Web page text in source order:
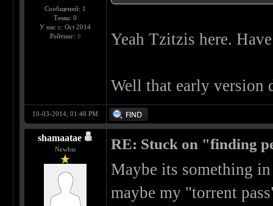
Сообщений: 1
Темы: 0
У нас с: Oct 2014
Рейтинг: 0 Yeah Tzitzis here.
Well that early version
10-03-2014, 01:48 PM
shamaatae
Newbie RE: Stuck on "finding
Maybe its something
maybe my "torrent